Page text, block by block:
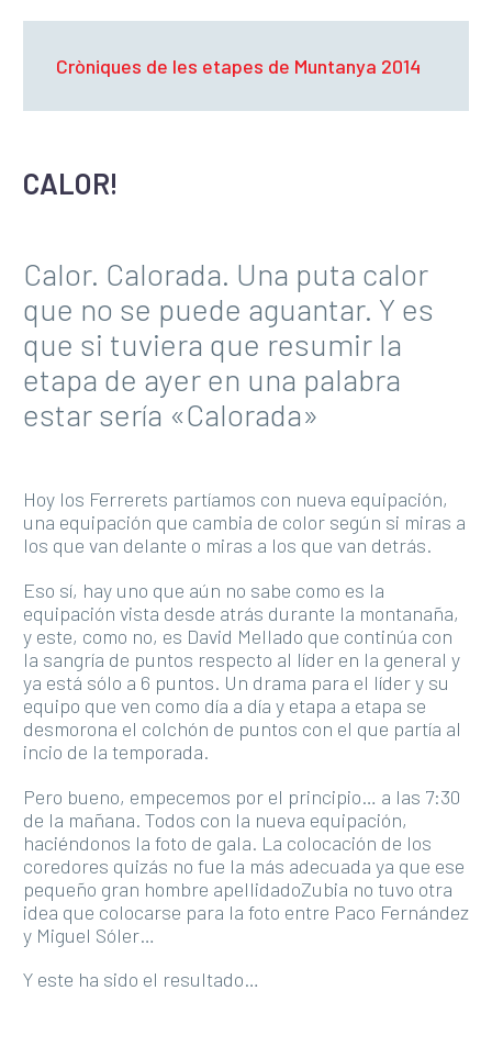
Cròniques de les etapes de Muntanya 2014
CALOR!
Calor. Calorada. Una puta calor
que no se puede aguantar. Y es
que si tuviera que resumir la
etapa de ayer en una palabra
estar sería «Calorada»
Hoy los Ferrerets partíamos con nueva equipación,
una equipación que cambia de color según si miras a
los que van delante o miras a los que van detrás.
Eso sí, hay uno que aún no sabe como es la
equipación vista desde atrás durante la montanaña,
y este, como no, es David Mellado que continúa con
la sangría de puntos respecto al líder en la general y
ya está sólo a 6 puntos. Un drama para el líder y su
equipo que ven como día a día y etapa a etapa se
desmorona el colchón de puntos con el que partía al
incio de la temporada.
Pero bueno, empecemos por el principio… a las 7:30
de la mañana. Todos con la nueva equipación,
haciéndonos la foto de gala. La colocación de los
coredores quizás no fue la más adecuada ya que ese
pequeño gran hombre apellidadoZubia no tuvo otra
idea que colocarse para la foto entre Paco Fernández
y Miguel Sóler…
Y este ha sido el resultado…